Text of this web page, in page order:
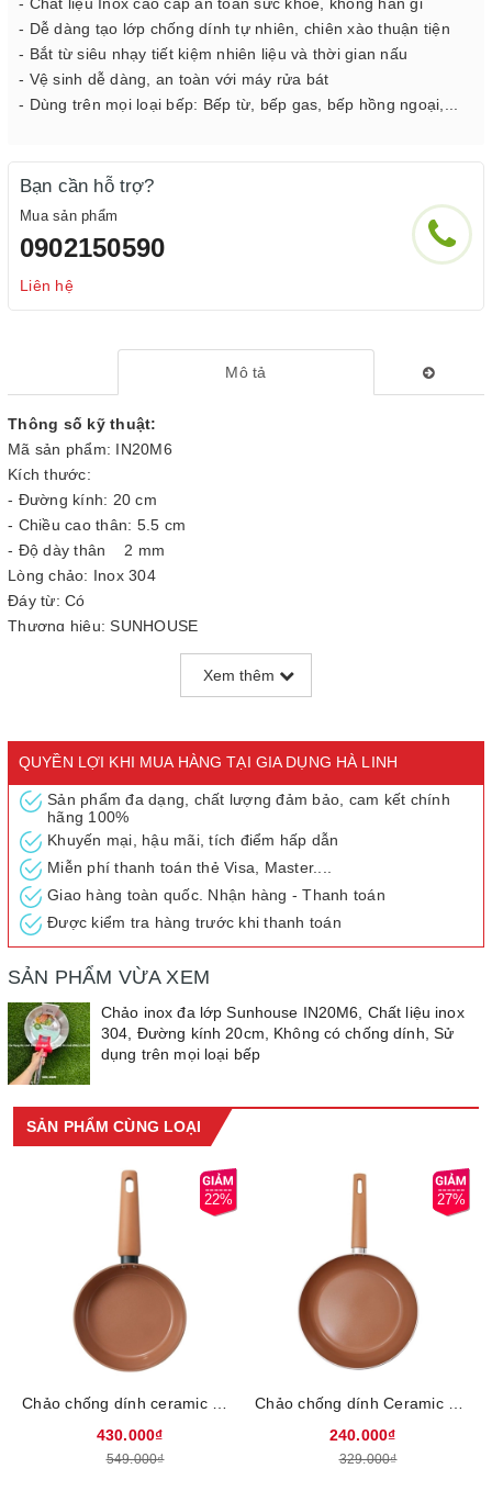
- Dễ dàng tạo lớp chống dính tự nhiên, chiên xào thuận tiện
- Bắt từ siêu nhạy tiết kiệm nhiên liệu và thời gian nấu
- Vệ sinh dễ dàng, an toàn với máy rửa bát
- Dùng trên mọi loại bếp: Bếp từ, bếp gas, bếp hồng ngoại,...
Bạn cần hỗ trợ?
Mua sản phẩm
0902150590
Liên hệ
Mô tả
Thông số kỹ thuật:
Mã sản phẩm: IN20M6
Kích thước:
- Đường kính: 20 cm
- Chiều cao thân: 5.5 cm
- Độ dày thân 2 mm
Lòng chảo: Inox 304
Đáy từ: Có
Thương hiệu: SUNHOUSE
Thiết kế hiện đại bằng inox 304 sáng bóng sang trọng, bền đẹp
Xem thêm
QUYỀN LỢI KHI MUA HÀNG TẠI GIA DỤNG HÀ LINH
Sản phẩm đa dạng, chất lượng đảm bảo, cam kết chính
hãng 100%
Khuyến mại, hậu mãi, tích điểm hấp dẫn
Miễn phí thanh toán thẻ Visa, Master....
Giao hàng toàn quốc. Nhận hàng - Thanh toán
Được kiểm tra hàng trước khi thanh toán
SẢN PHẨM VỪA XEM
Chảo inox đa lớp Sunhouse IN20M6, Chất liệu inox
304, Đường kính 20cm, Không có chống dính, Sử
dụng trên mọi loại bếp
SẢN PHẨM CÙNG LOẠI
22%
430.000₫
549.000₫
27%
240.000₫
329.000₫